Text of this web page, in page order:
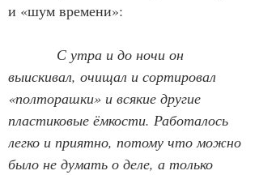
и «шум времени»:
С утра и до ночи он
выискивал, очищал и сортировал
«полторашки» и всякие другие
пластиковые ёмкости. Работалось
легко и приятно, потому что можно
было не думать о деле, а только